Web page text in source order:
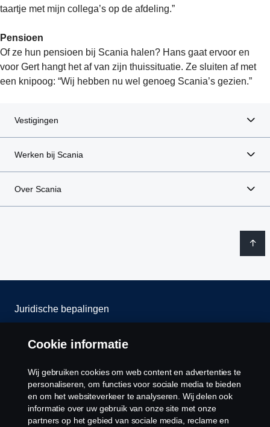
taartje met mijn collega’s op de afdeling.”
Pensioen
Of ze hun pensioen bij Scania halen? Hans gaat ervoor en
voor Gert hangt het af van zijn thuissituatie. Ze sluiten af met
een knipoog: “Wij hebben nu wel genoeg Scania’s gezien.”
Vestigingen
Werken bij Scania
Over Scania
Juridische bepalingen
Privacy verklaring
Contact
Cookie policy
Cookie instellingen
Cookie informatie
Wij gebruiken cookies om web content en advertenties te
personaliseren, om functies voor sociale media te bieden
en om het websiteverkeer te analyseren. Wij delen ook
informatie over uw gebruik van onze site met onze
partners op het gebied van sociale media, reclame en